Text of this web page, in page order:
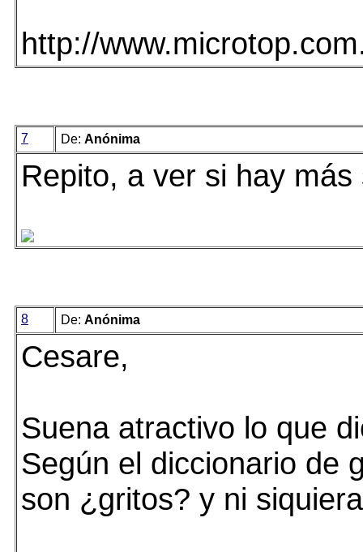
http://
7 De: Anónima
Repito, a ver si hay más
8 De: Anónima
Cesare,
Suena atractivo lo que
Según el diccionario de
son ¿gritos? y ni